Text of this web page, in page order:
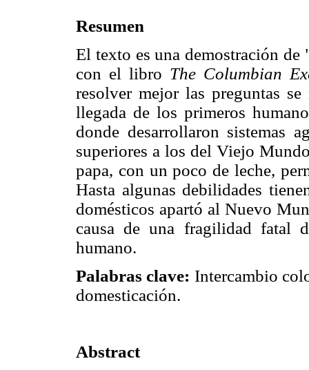
Resumen
El texto es una demostración
con el libro The Columbian
resolver mejor las preguntas
llegada de los primeros
donde desarrollaron sistemas
superiores a los del Viejo
papa, con un poco de leche,
Hasta algunas debilidades
domésticos apartó al Nuevo
causa de una fragilidad fatal
humano.
Palabras clave: Intercambio
domesticación.
Abstract